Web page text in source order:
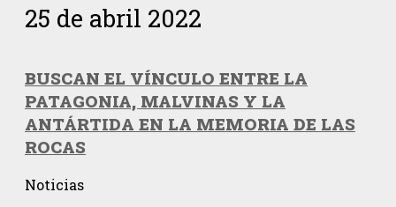
25 de abril 2022
BUSCAN EL VÍNCULO ENTRE LA
PATAGONIA, MALVINAS Y LA
ANTÁRTIDA EN LA MEMORIA DE LAS
ROCAS
Noticias